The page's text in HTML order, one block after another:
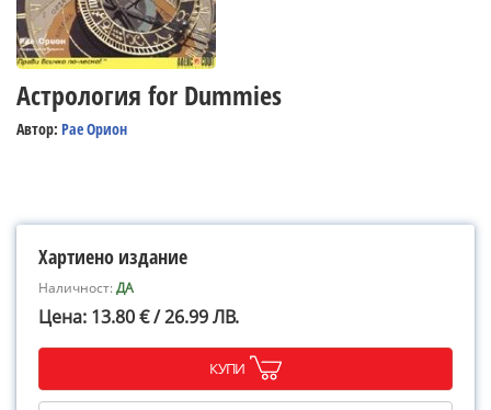
Астрология for Dummies
Автор: Рае Орион
Хартиено издание
Наличност:ДА
Цена: 13.80 € / 26.99 ЛВ.
КУПИ